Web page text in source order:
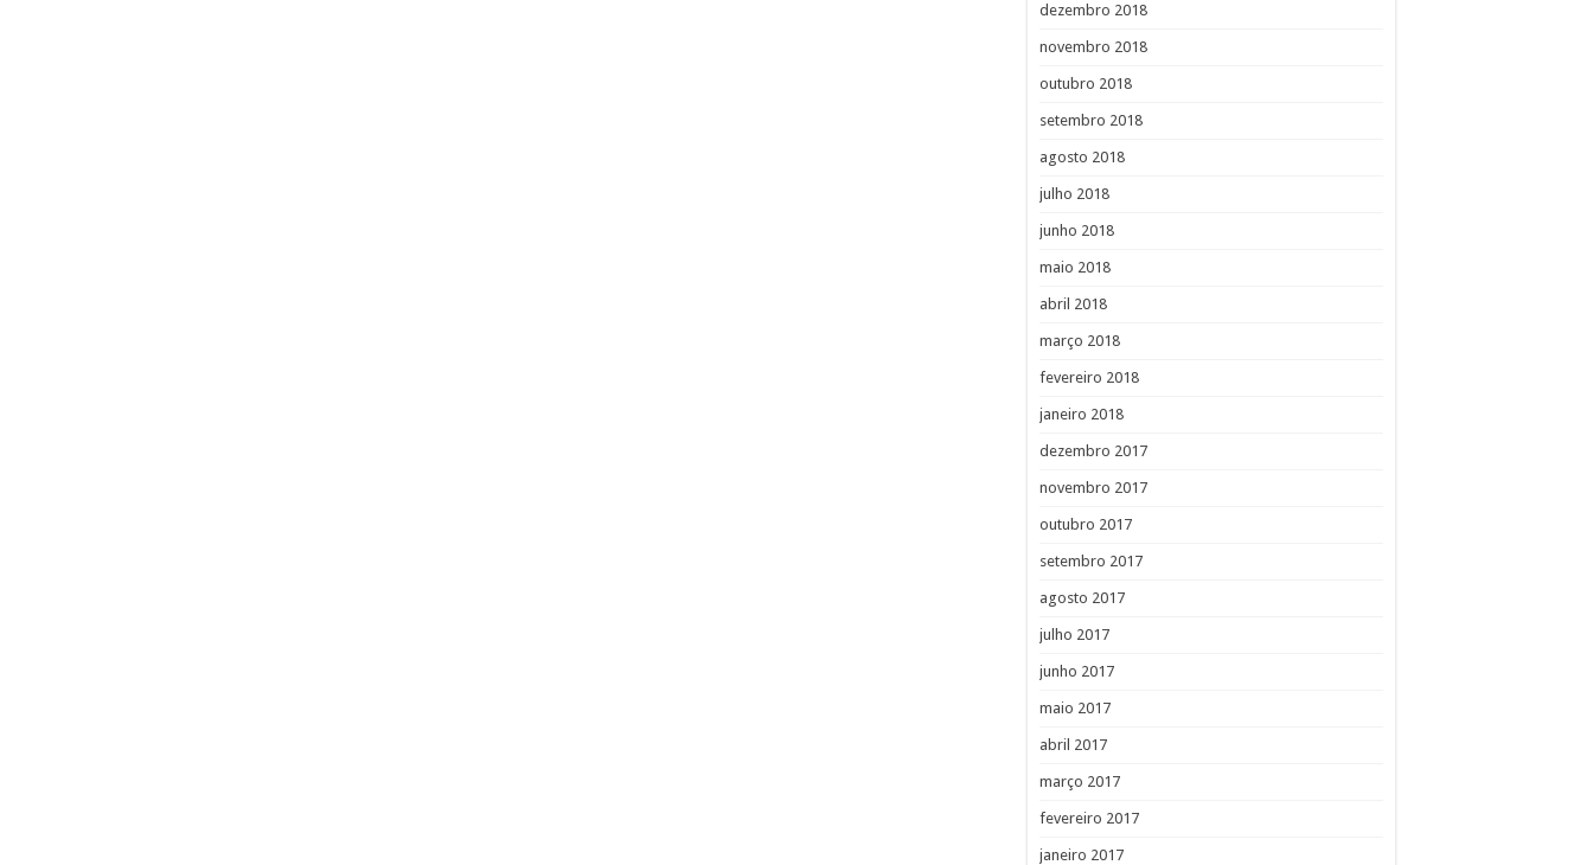
dezembro 2018
novembro 2018
outubro 2018
setembro 2018
agosto 2018
julho 2018
junho 2018
maio 2018
abril 2018
março 2018
fevereiro 2018
janeiro 2018
dezembro 2017
novembro 2017
outubro 2017
setembro 2017
agosto 2017
julho 2017
junho 2017
maio 2017
abril 2017
março 2017
fevereiro 2017
janeiro 2017